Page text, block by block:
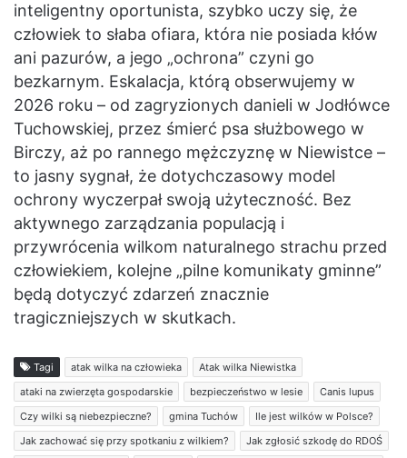
inteligentny oportunista, szybko uczy się, że
człowiek to słaba ofiara, która nie posiada kłów
ani pazurów, a jego „ochrona” czyni go
bezkarnym. Eskalacja, którą obserwujemy w
2026 roku – od zagryzionych danieli w Jodłówce
Tuchowskiej, przez śmierć psa służbowego w
Birczy, aż po rannego mężczyznę w Niewistce –
to jasny sygnał, że dotychczasowy model
ochrony wyczerpał swoją użyteczność. Bez
aktywnego zarządzania populacją i
przywrócenia wilkom naturalnego strachu przed
człowiekiem, kolejne „pilne komunikaty gminne”
będą dotyczyć zdarzeń znacznie
tragiczniejszych w skutkach.
Tagi atak wilka na człowieka
Atak wilka Niewistka
ataki na zwierzęta gospodarskie
bezpieczeństwo w lesie
Canis lupus
Czy wilki są niebezpieczne?
gmina Tuchów
Ile jest wilków w Polsce?
Jak zachować się przy spotkaniu z wilkiem?
Jak zgłosić szkodę do RDOŚ